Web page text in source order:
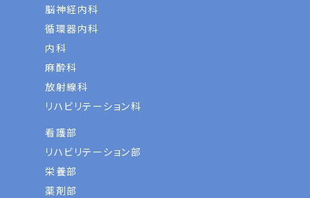
脳神経内科
循環器内科
内科
麻酔科
放射線科
リハビリテーション科
看護部
リハビリテーション部
栄養部
薬剤部